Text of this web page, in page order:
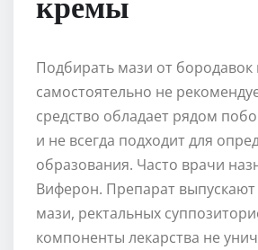
Подбирать мази от бородавок
самостоятельно не
средство обладает рядом
и не всегда подходит для
образования. Часто врачи
Виферон. Препарат
мази, ректальных
компоненты лекарства не